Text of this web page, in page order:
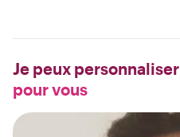
Je peux personnaliser
pour vous